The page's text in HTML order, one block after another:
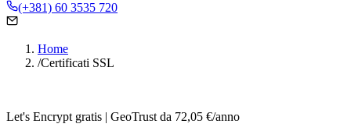
(+381) 60 3535 720
Home
/Certificati SSL
Let's Encrypt gratis | GeoTrust da 72,05 €/anno